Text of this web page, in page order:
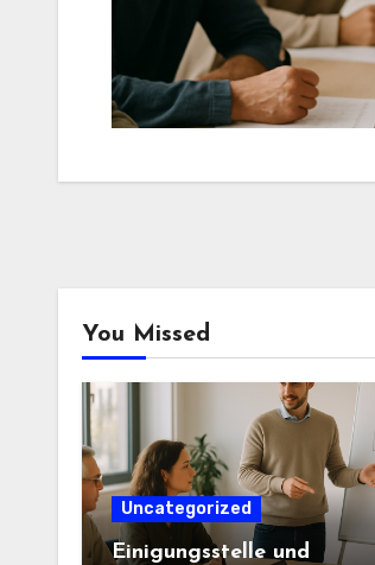
You Missed
Uncategorized
Einigungsstelle und